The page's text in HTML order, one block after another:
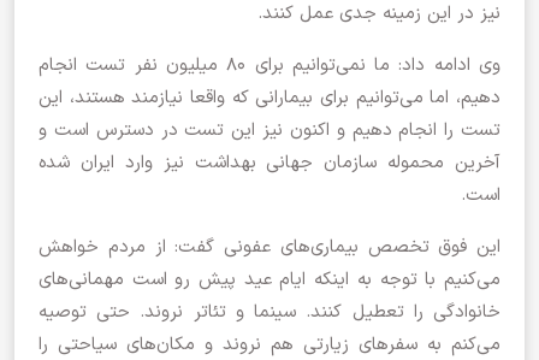
نیز در این زمینه جدی عمل کنند.
وی ادامه داد: ما نمی‌توانیم برای ۸۰ میلیون نفر تست انجام
دهیم، اما می‌توانیم برای بیمارانی که واقعا نیازمند هستند، این
تست را انجام دهیم و اکنون نیز این تست در دسترس است و
آخرین محموله سازمان جهانی بهداشت نیز وارد ایران شده
است.
این فوق تخصص بیماری‌های عفونی گفت: از مردم خواهش
می‌کنیم با توجه به اینکه ایام عید پیش رو است مهمانی‌های
خانوادگی را تعطیل کنند. سینما و تئاتر نروند. حتی توصیه
می‌کنم به سفرهای زیارتی هم نروند و مکان‌های سیاحتی را